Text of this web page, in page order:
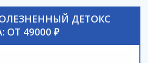
ДЕТОКС
ОТ 49000 ₽